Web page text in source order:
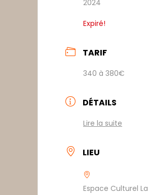
2024
Expiré!
TARIF
340 à 380€
DÉTAILS
Lire la suite
LIEU
Espace Culturel La